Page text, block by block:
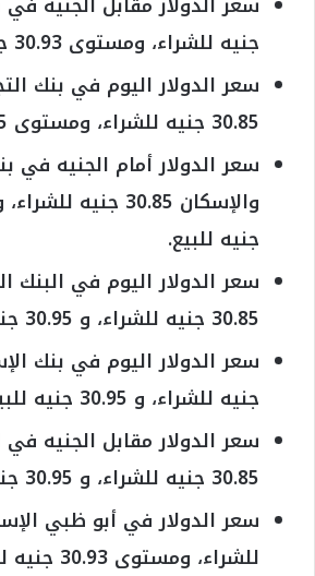
جنيه للشراء، ومستوى 30.93 جنيه للبيع.
سعر الدولار اليوم في بنك
30.85 جنيه للشراء، ومستوى 30.95 جنيه للبيع.
سعر الدولار أمام الجنيه في
جنيه للبيع.
سعر الدولار اليوم في البنك
30.85 جنيه للشراء، و 30.95 جنيه للبيع.
جنيه للشراء، و 30.95 جنيه للبيع.
سعر الدولار مقابل الجنيه
30.85 جنيه للشراء، و 30.95 جنيه للبيع.
للشراء، ومستوى 30.93 جنيه للبيع.